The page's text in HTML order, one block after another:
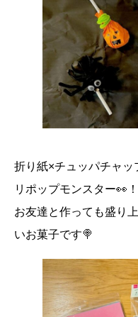
折り紙×チュッパチャッ
リポップモンスター👀！
お友達と作っても盛り
いお菓子です🍭